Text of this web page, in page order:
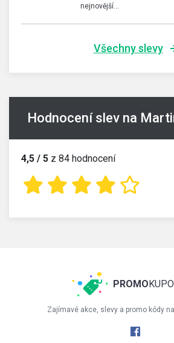
nejnovější…
Všechny slevy
Hodnocení slev na
4,5 / 5 z 84 hodnocení
PROMO
Zajímavé akce, slevy a promo kódy